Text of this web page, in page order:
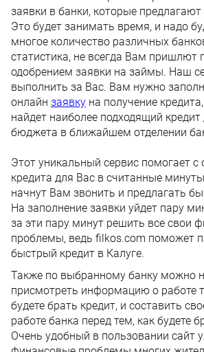
заявки в банки, которые
Это будет занимать время, и надо
многое количество различных
статистика, не всегда Вам пришлют
одобрением заявки на займы. Наш
выполнить за Вас. Вам нужно
онлайн заявку на получение
найдет наиболее подходящий
бюджета в ближайшем отделении
Этот уникальный сервис помогает с
кредита для Вас в считанные
начнут Вам звонить и предлагать
На заполнение заявки уйдет пару
за эти пару минут решить все свои
проблемы, ведь filkos.com поможет
быстрый кредит в Калуге.
Также по выбранному банку можно
присмотреть информацию о работе
будете брать кредит, и составить
работе банка перед тем, как будете
Очень удобный в пользовании сайт